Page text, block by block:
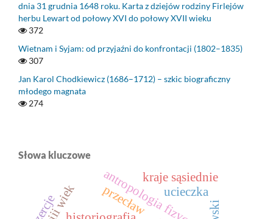
dnia 31 grudnia 1648 roku. Karta z dziejów rodziny Firlejów
herbu Lewart od połowy XVI do połowy XVII wieku
372
Wietnam i Syjam: od przyjaźni do konfrontacji (1802–1835)
307
Jan Karol Chodkiewicz (1686–1712) – szkic biograficzny
młodego magnata
274
Słowa kluczowe
antropologia fizyczna
xviii wiek przecław ucieczka
kraje sąsiednie